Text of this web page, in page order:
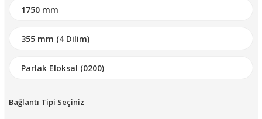
Bağlantı Tipi Seçiniz